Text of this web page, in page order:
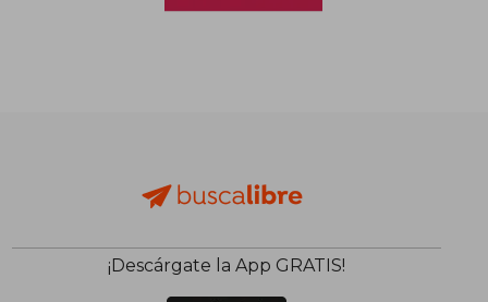
¡Descárgate la App GRATIS!